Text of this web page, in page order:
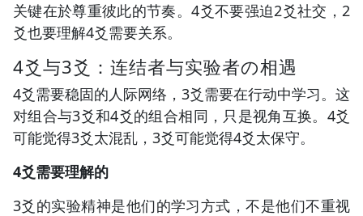
关键在於尊重彼此的节奏。4爻不要强迫2爻社交，2
爻也要理解4爻需要关系。
4爻与3爻：连结者与实验者の相遇
4爻需要稳固的人际网络，3爻需要在行动中学习。这
对组合与3爻和4爻的组合相同，只是视角互换。4爻
可能觉得3爻太混乱，3爻可能觉得4爻太保守。
4爻需要理解的
3爻的实验精神是他们的学习方式，不是他们不重视